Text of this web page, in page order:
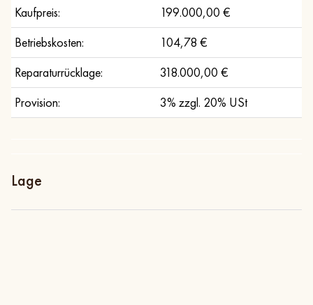
Kaufpreis:
199.000,00 €
Betriebskosten:
104,78 €
Reparaturrücklage:
318.000,00 €
Provision:
3% zzgl. 20% USt
Lage